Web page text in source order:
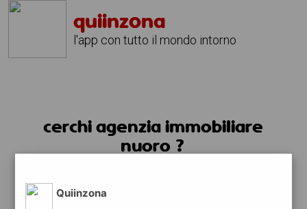
quiinzona
l'app con tutto il mondo intorno
cerchi agenzia immobiliare
nuoro ?
Quiinzona